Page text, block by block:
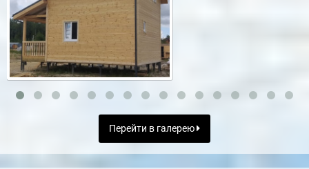
Перейти в галерею